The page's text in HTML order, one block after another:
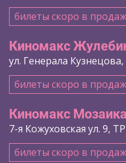
билеты скоро в
Киномакс
ул. Генерала
билеты скоро в
Киномакс Мозаика
7-я Кожуховская ул. 9,
билеты скоро в